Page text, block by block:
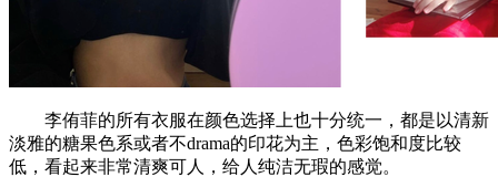
李侑菲的所有衣服在颜色选择上也十分统一，都是以清新
淡雅的糖果色系或者不drama的印花为主，色彩饱和度比较
低，看起来非常清爽可人，给人纯洁无瑕的感觉。